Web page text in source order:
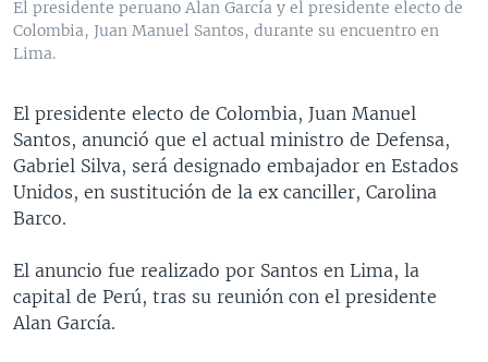
VENEZUELA
BRASIL
NICARAGUA
ECONOMÍA
ENTRETENIMIENTO Y CULTURA
DEPORTES
CIENCIA Y SALUD
MULTIMEDIA
VIDEOS
AUDIOS
PROGRAMAS TV
FORO INTERAMERICANO
VISIÓN 360
LAS CLAVES
AVANCE INFORMATIVO
AUDIONOTICIAS
BUENOS DÍAS AMÉRICA
EL MUNDO AL DÍA [RADIO]
FORO [RADIO]
DIRECT
DOCUMENTALES DE LA VOA
SÍGANOS
El presidente peruano Alan García y el presidente electo de
Colombia, Juan Manuel Santos, durante su encuentro en
Lima.
El presidente electo de Colombia, Juan Manuel
Santos, anunció que el actual ministro de Defensa,
Gabriel Silva, será designado embajador en Estados
Unidos, en sustitución de la ex canciller, Carolina
Barco.
El anuncio fue realizado por Santos en Lima, la
capital de Perú, tras su reunión con el presidente
Alan García.